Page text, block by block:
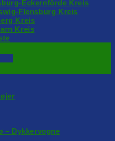
Eckernförde Kreis
Flensburg Kreis
Kreis
Kreis
– Dykkervogne